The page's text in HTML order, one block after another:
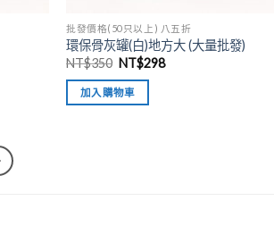
批發價格(50只以上) 八五折
環保骨灰罐(白)地方大 (大量批發)
NT$350 NT$298
加入購物車